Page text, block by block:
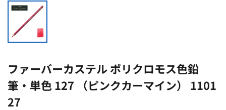
ファーバーカステル ポリクロモス色鉛
筆・単色 127 （ピンクカーマイン） 1101
27